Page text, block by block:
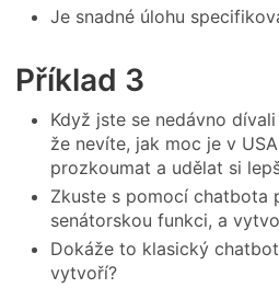
Je snadné úlohu
Příklad 3
Když jste se nedávno
že nevíte, jak moc je v
prozkoumat a udělat si
Zkuste s pomocí chatbota
senátorskou funkci, a
Dokáže to klasický
vytvoří?